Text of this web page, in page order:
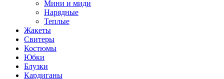
Мини и миди
Нарядные
Теплые
Жакеты
Свитеры
Костюмы
Юбки
Блузки
Кардиганы